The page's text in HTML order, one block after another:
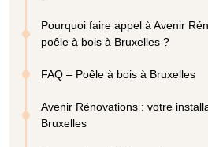
Pourquoi faire appel à Avenir
poêle à bois à Bruxelles ?
FAQ – Poêle à bois à Bruxelles
Avenir Rénovations : votre
Bruxelles